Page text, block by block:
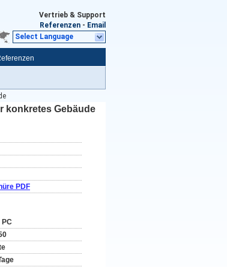
Vertrieb & Support
Referenzen - Email
Select Language
konkretes Gebäude
PDF
PC